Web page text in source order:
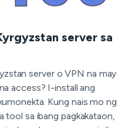
server sa
server o VPN na may
access? I-install ang
Kung nais mo ng
tool sa ibang pagkakataon,